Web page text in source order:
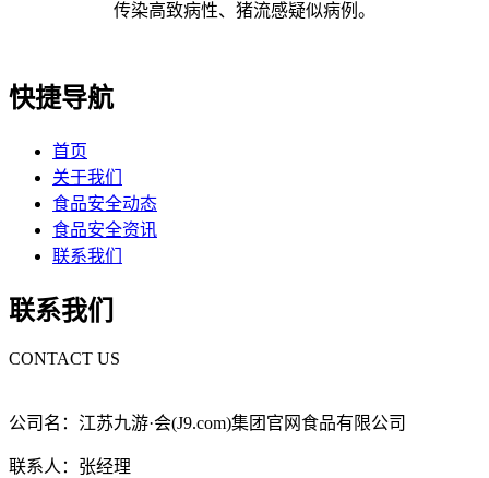
传染高致病性、猪流感疑似病例。
快捷导航
首页
关于我们
食品安全动态
食品安全资讯
联系我们
联系我们
CONTACT US
公司名：江苏九游·会(J9.com)集团官网食品有限公司
联系人：张经理